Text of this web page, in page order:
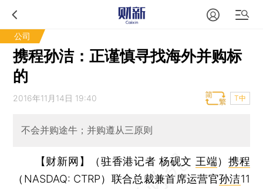
公司
携程孙洁：正谨慎寻找海外并购标
的
2016年11月14日 19:40 T中
不会并购途牛；并购遵从三原则
【财新网】（驻香港记者 杨砚文 王端） 携程
（NASDAQ: CTRP）联合总裁兼首席运营官孙洁11